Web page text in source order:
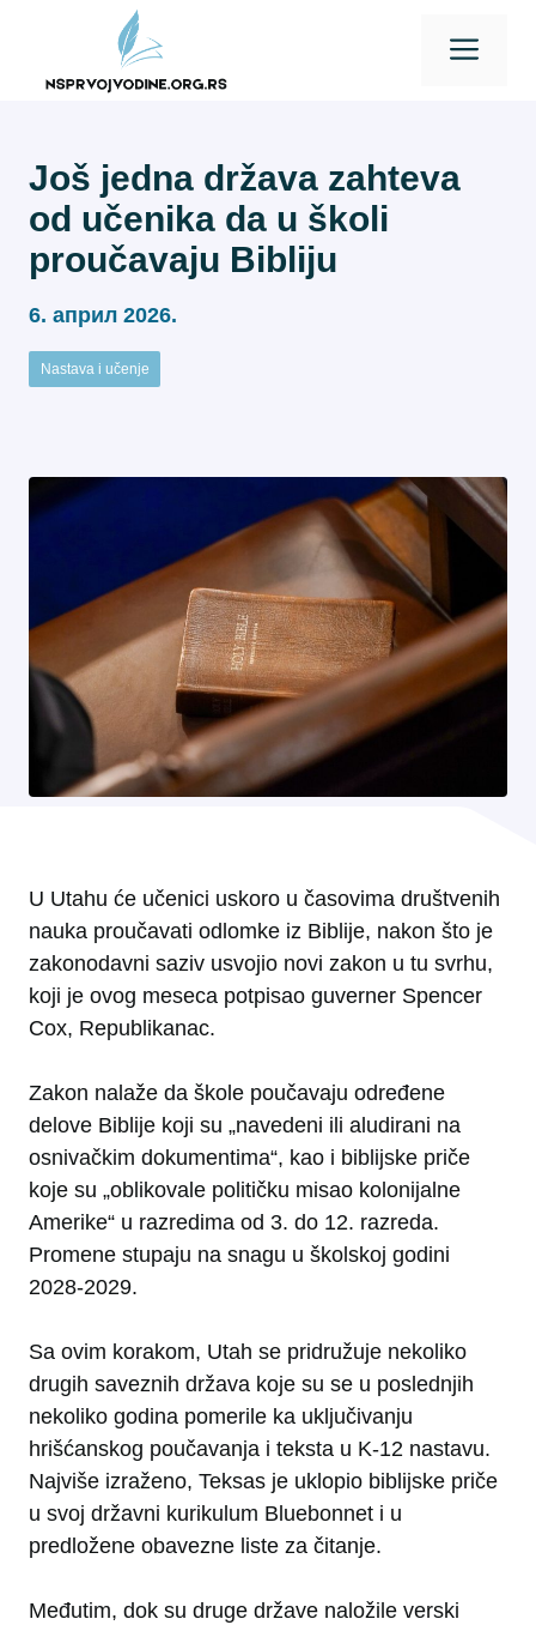
content
Još jedna država zahteva
od učenika da u školi
proučavaju Bibliju
6. април 2026.
Nastava i učenje
U Utahu će učenici uskoro u časovima društvenih
nauka proučavati odlomke iz Biblije, nakon što je
zakonodavni saziv usvojio novi zakon u tu svrhu,
koji je ovog meseca potpisao guverner Spencer
Cox, Republikanac.
Zakon nalaže da škole poučavaju određene
delove Biblije koji su „navedeni ili aludirani na
osnivačkim dokumentima“, kao i biblijske priče
koje su „oblikovale političku misao kolonijalne
Amerike“ u razredima od 3. do 12. razreda.
Promene stupaju na snagu u školskoj godini
2028-2029.
Sa ovim korakom, Utah se pridružuje nekoliko
drugih saveznih država koje su se u poslednjih
nekoliko godina pomerile ka uključivanju
hrišćanskog poučavanja i teksta u K-12 nastavu.
Najviše izraženo, Teksas je uklopio biblijske priče
u svoj državni kurikulum Bluebonnet i u
predložene obavezne liste za čitanje.
Međutim, dok su druge države naložile verski